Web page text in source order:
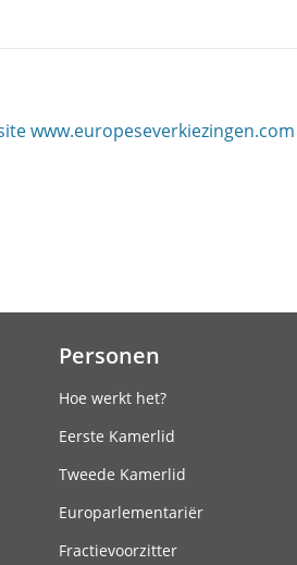
www.europeseverkiezingen.com
Personen
Hoe werkt het?
Eerste Kamerlid
Tweede Kamerlid
Europarlementariër
Fractievoorzitter